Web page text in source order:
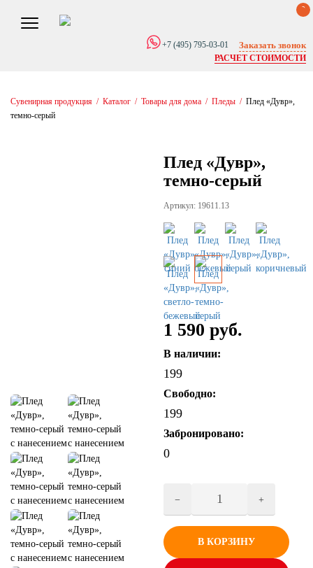
0
+7 (495) 795-03-01 Заказать звонок
РАСЧЕТ СТОИМОСТИ
Сувенирная продукция / Каталог / Товары для дома / Пледы / Плед «Дувр»,
темно-серый
Плед «Дувр»,
темно-серый
Артикул: 19611.13
1 590 руб.
В наличии:
199
Свободно:
199
Забронировано:
0
В КОРЗИНУ